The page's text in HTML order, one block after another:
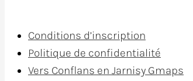
Conditions d’inscription
Politique de confidentialité
Vers Conflans en Jarnisy Gmaps